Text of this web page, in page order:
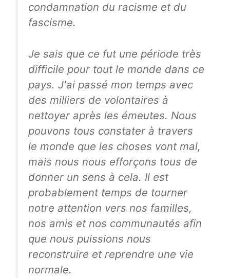
condamnation du racisme et du
fascisme.
Je sais que ce fut une période très
difficile pour tout le monde dans ce
pays. J'ai passé mon temps avec
des milliers de volontaires à
nettoyer après les émeutes. Nous
pouvons tous constater à travers
le monde que les choses vont mal,
mais nous nous efforçons tous de
donner un sens à cela. Il est
probablement temps de tourner
notre attention vers nos familles,
nos amis et nos communautés afin
que nous puissions nous
reconstruire et reprendre une vie
normale.